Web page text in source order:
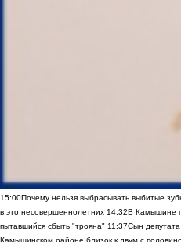
15:00Почему нельзя выбрасывать выбитые
в это несовершеннолетних 14:32В Камышине
пытавшийся сбыть "трояна" 11:37Сын
Камышинском районе близок к двум с